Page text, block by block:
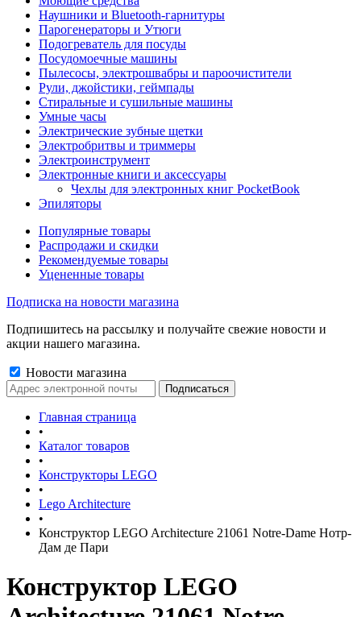
Наушники и Bluetooth-гарнитуры
Парогенераторы и Утюги
Подогреватель для посуды
Посудомоечные машины
Пылесосы, электрошвабры и пароочистители
Рули, джойстики, геймпады
Стиральные и сушильные машины
Умные часы
Электрические зубные щетки
Электробритвы и триммеры
Электроинструмент
Электронные книги и аксессуары
Чехлы для электронных книг PocketBook
Эпиляторы
Популярные товары
Распродажи и скидки
Рекомендуемые товары
Уцененные товары
Подписка на новости магазина
Подпишитесь на рассылку и получайте свежие новости и
акции нашего магазина.
Новости магазина
Главная страница
•
Каталог товаров
•
Конструкторы LEGO
•
Lego Architecture
•
Конструктор LEGO Architecture 21061 Notre-Dame Нотр-
Дам де Пари
Конструктор LEGO